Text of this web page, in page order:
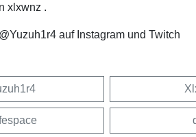
xlxwnz .
auf Instagram und Twitch